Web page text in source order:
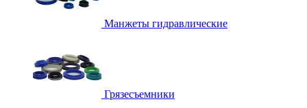
Манжеты гидравлические
Грязесъемники